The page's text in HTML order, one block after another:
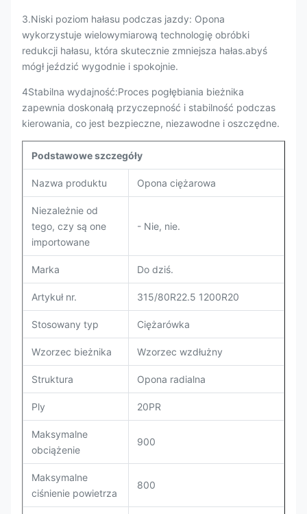
3.Niski poziom hałasu podczas jazdy: Opona
wykorzystuje wielowymiarową technologię obróbki
redukcji hałasu, która skutecznie zmniejsza hałas.abyś
mógł jeździć wygodnie i spokojnie.
4Stabilna wydajność:Proces pogłębiania bieżnika
zapewnia doskonałą przyczepność i stabilność podczas
kierowania, co jest bezpieczne, niezawodne i oszczędne.
Podstawowe szczegóły
Nazwa produktu Opona ciężarowa
Niezależnie od
tego, czy są one
importowane
- Nie, nie.
Marka Do dziś.
Artykuł nr. 315/80R22.5 1200R20
Stosowany typ Ciężarówka
Wzorzec bieżnika Wzorzec wzdłużny
Struktura Opona radialna
Ply 20PR
Maksymalne
obciążenie
900
Maksymalne
ciśnienie powietrza
800